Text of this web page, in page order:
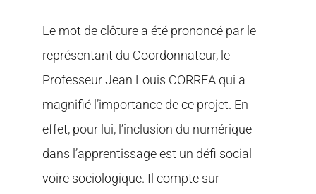
Le mot de clôture a été prononcé par le
représentant du Coordonnateur, le
Professeur Jean Louis CORREA qui a
magnifié l’importance de ce projet. En
effet, pour lui, l’inclusion du numérique
dans l’apprentissage est un défi social
voire sociologique. Il compte sur